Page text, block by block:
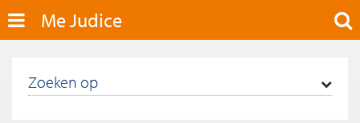
Me Judice
Zoeken op